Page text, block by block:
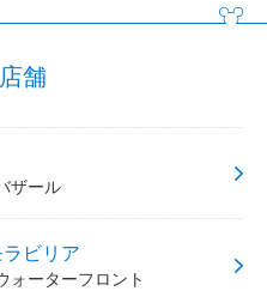
舗
ザール
ビリア
ォーターフロント